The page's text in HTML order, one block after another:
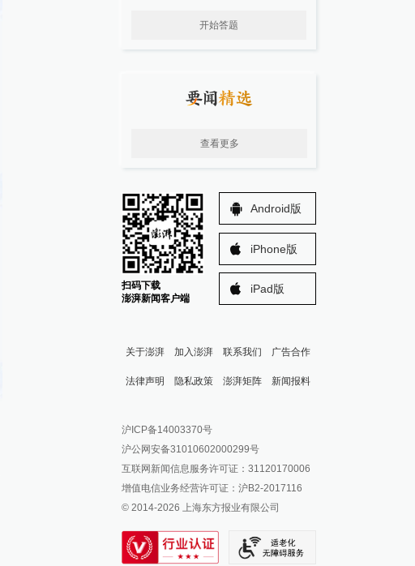
开始答题
查看更多
扫码下载
澎湃新闻客户端
Android版
iPhone版
iPad版
关于澎湃 加入澎湃 联系我们 广告合作
法律声明 隐私政策 澎湃矩阵
澎湃新闻公众号
澎湃新闻抖音号
派生万物开放平台
IP SHANGHAI
SIXTH TONE
新闻报料
报料邮箱: news@thepaper.cn
沪ICP备14003370号
沪公网安备31010602000299号
互联网新闻信息服务许可证：31120170006
增值电信业务经营许可证：沪B2-2017116
© 2014-2026 上海东方报业有限公司